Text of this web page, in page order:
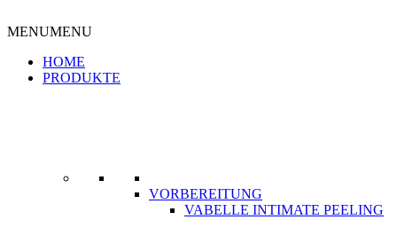
MENUMENU
HOME
PRODUKTE
VORBEREITUNG
VABELLE INTIMATE PEELING